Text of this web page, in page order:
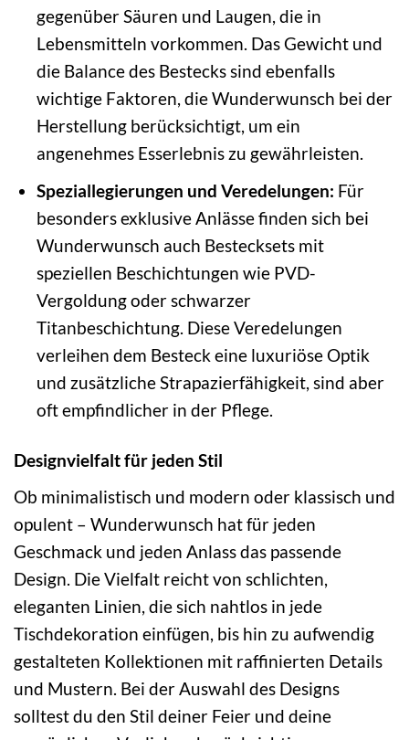
gegenüber Säuren und Laugen, die in
Lebensmitteln vorkommen. Das Gewicht und
die Balance des Bestecks sind ebenfalls
wichtige Faktoren, die Wunderwunsch bei der
Herstellung berücksichtigt, um ein
angenehmes Esserlebnis zu gewährleisten.
Speziallegierungen und Veredelungen: Für
besonders exklusive Anlässe finden sich bei
Wunderwunsch auch Bestecksets mit
speziellen Beschichtungen wie PVD-
Vergoldung oder schwarzer
Titanbeschichtung. Diese Veredelungen
verleihen dem Besteck eine luxuriöse Optik
und zusätzliche Strapazierfähigkeit, sind aber
oft empfindlicher in der Pflege.
Designvielfalt für jeden Stil
Ob minimalistisch und modern oder klassisch und
opulent – Wunderwunsch hat für jeden
Geschmack und jeden Anlass das passende
Design. Die Vielfalt reicht von schlichten,
eleganten Linien, die sich nahtlos in jede
Tischdekoration einfügen, bis hin zu aufwendig
gestalteten Kollektionen mit raffinierten Details
und Mustern. Bei der Auswahl des Designs
solltest du den Stil deiner Feier und deine